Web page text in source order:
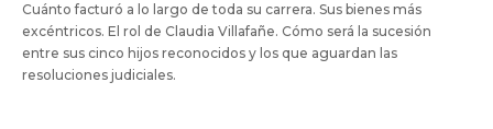
Cuánto facturó a lo largo de toda su carrera. Sus bienes más
excéntricos. El rol de Claudia Villafañe. Cómo será la sucesión
entre sus cinco hijos reconocidos y los que aguardan las
resoluciones judiciales.